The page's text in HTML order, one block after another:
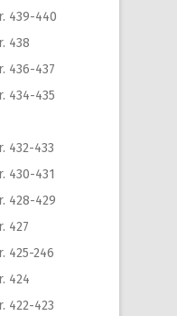
439-440
438
436-437
434-435
432-433
430-431
428-429
427
425-246
424
422-423